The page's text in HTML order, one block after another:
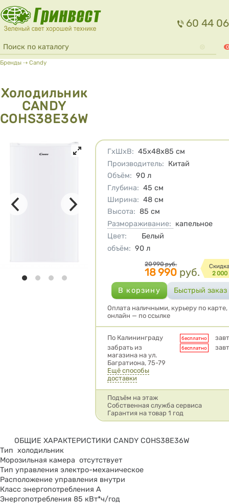
Перейти к основному содержанию
60 44 06
Форма поиска
Поиск 0
Вы здесь
Бренды ⇢ Candy
Холодильник
CANDY
COHS38E36W
Характеристики
ГхШхВ: 45х48х85 см
Производитель: Китай
Объём: 90 л
Глубина: 45 см
Ширина: 48 см
Высота: 85 см
Размораживание: капельное
Цвет:
Белый
объём: 90 л
Цена
20 990 руб.
18 990 руб.
2 000
Оплата наличными, курьеру по карте,
онлайн — по ссылке
Условия доставки
По Калининграду бесплатно
забрать из
магазина на ул.
Багратиона, 75-79
бесплатно
Ещё способы
доставки
Подъём на этаж
Собственная служба сервиса
Гарантия на товар 1 год
ОБЩИЕ ХАРАКТЕРИСТИКИ CANDY COHS38E36W
Тип холодильник
Морозильная камера отсутствует
Тип управления электро-механическое
Расположение управления внутри
Класс энергопотребления A
Энергопотребления 85 кВт*ч/год